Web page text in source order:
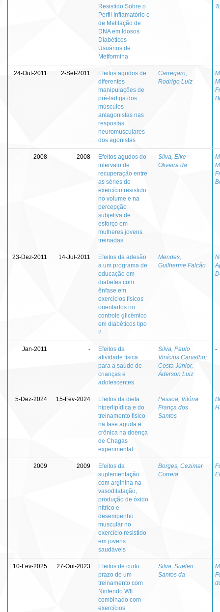
Resistido Sobre o
Perfil Inflamatório e
de Metilação de
DNA em Idosos
Diabéticos
Usuários de
Metformina
24-Out-2011 2-Set-2011
Efeitos agudos de
diferentes
manipulações de
pré-fadiga dos
músculos
antagonistas nas
respostas
neuromusculares
dos agonistas
Carregaro,
Rodrigo Luiz
2008 2008
Efeitos agudos do
intervalo de
recuperação entre
as séries do
exercício resistido
no volume e na
percepção
subjetiva de
esforço em
mulheres jovens
treinadas
Silva, Elke
Oliveira da
23-Dez-2011 14-Jul-2011
Efeitos da adesão
a um programa de
educação em
diabetes com
ênfase em
exercícios físicos
orientados no
controle glicêmico
em diabéticos tipo
2
Mendes,
Guilherme Falcão
Jan-2011 -
Efeitos da
atividade física
para a saúde de
crianças e
adolescentes
Silva, Paulo
Vinícius Carvalho;
Costa Júnior,
Áderson Luiz
-
5-Dez-2024 15-Fev-2024
Efeitos da dieta
hiperlipídica e do
treinamento físico
na fase aguda e
crônica na doença
de Chagas
experimental
Pessoa, Vitória
França dos
Santos
2009 2009
Efeitos da
suplementação
com arginina na
vasodilatação,
produção de óxido
nítrico e
desempenho
muscular no
exercício resistido
em jovens
saudáveis
Borges, Cezimar
Correia
10-Fev-2025 27-Out-2023
Efeitos de curto
prazo de um
treinamento com
Nintendo WII
combinado com
exercícios
Silva, Suelen
Santos da